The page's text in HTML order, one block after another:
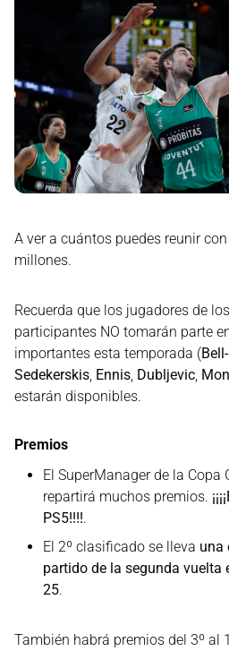
A ver a cuántos puedes reunir
millones.
Recuerda que los jugadores de
participantes NO tomarán parte
importantes esta temporada (
Sedekerskis, Ennis, Dubljevic,
estarán disponibles.
Premios
El SuperManager de la Copa
repartirá muchos premios.
PS5!!!!.
El 2º clasificado se lleva una
partido de la segunda vuelta
25.
También habrá premios del 3º al